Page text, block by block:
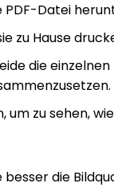
Datei
zu Hause
die
um zu sehen,
die